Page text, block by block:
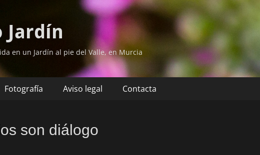
Jardín
en un Jardín al pie del Valle, en Murcia
Fotografía Aviso legal Contacta
son diálogo